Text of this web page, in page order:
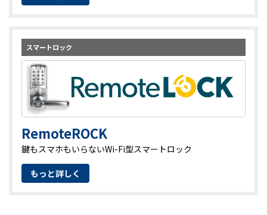
スマートロック
RemoteROCK
鍵もスマホもいらないWi-Fi型スマートロック
もっと詳しく